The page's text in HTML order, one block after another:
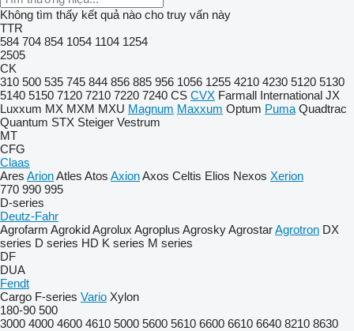
Không tìm thấy kết quả nào cho truy vấn này
TTR
584 704 854 1054 1104 1254
2505
CK
310 500 535 745 844 856 885 956 1056 1255 4210 4230 5120 5130
5140 5150 7120 7210 7220 7240 CS CVX Farmall International JX
Luxxum MX MXM MXU Magnum Maxxum Optum Puma Quadtrac
Quantum STX Steiger Vestrum
MT
CFG
Claas
Ares ArionAtles Atos AxionAxos Celtis Elios Nexos Xerion
770 990 995
D-series
Deutz-Fahr
Agrofarm AgrokidAgrolux Agroplus AgroskyAgrostarAgrotron DX
series D series HD K series M series
DF
DUA
Fendt
Cargo F-series Vario Xylon
180-90 500
3000 4000 4600 4610 5000 5600 5610 6600 6610 6640 8210 8630